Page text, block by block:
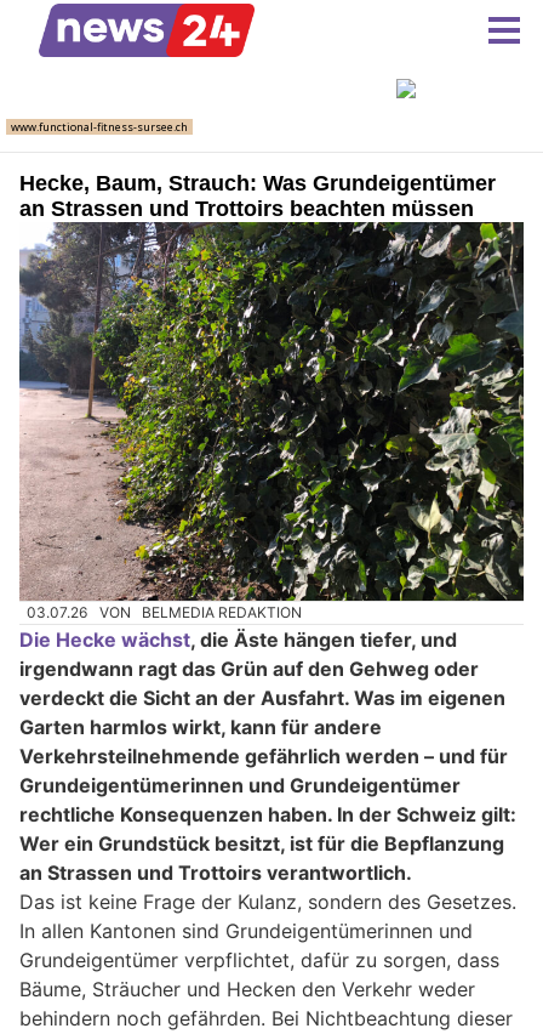
Hecke, Baum, Strauch: Was Grundeigentümer
an Strassen und Trottoirs beachten müssen
03.07.26 VON BELMEDIA REDAKTION
Die Hecke wächst, die Äste hängen tiefer, und
irgendwann ragt das Grün auf den Gehweg oder
verdeckt die Sicht an der Ausfahrt. Was im eigenen
Garten harmlos wirkt, kann für andere
Verkehrsteilnehmende gefährlich werden – und für
Grundeigentümerinnen und Grundeigentümer
rechtliche Konsequenzen haben. In der Schweiz gilt:
Wer ein Grundstück besitzt, ist für die Bepflanzung
an Strassen und Trottoirs verantwortlich.
Das ist keine Frage der Kulanz, sondern des Gesetzes.
In allen Kantonen sind Grundeigentümerinnen und
Grundeigentümer verpflichtet, dafür zu sorgen, dass
Bäume, Sträucher und Hecken den Verkehr weder
behindern noch gefährden. Bei Nichtbeachtung dieser